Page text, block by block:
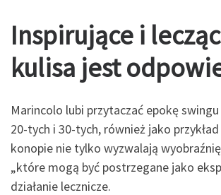
Inspirujące i
kulisa jest
Marincolo lubi przytaczać epokę
20-tych i 30-tych, również jako
konopie nie tylko wyzwalają
„które mogą być postrzegane jako
działanie lecznicze.